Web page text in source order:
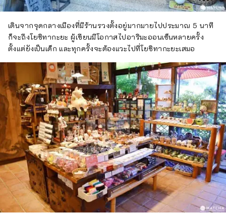
เดินจากจุดกลางเมืองที่มีร้านรวงตั้งอยู่มากมายไปประมาณ 5 นาที
ก็จะถึงโยชิทากะยะ ผู้เขียนมีโอกาสไปอาริมะออนเซ็นหลายครั้ง
ตั้งแต่ยังเป็นเด็ก และทุกครั้งจะต้องแวะไปที่โยชิทากะยะเสมอ